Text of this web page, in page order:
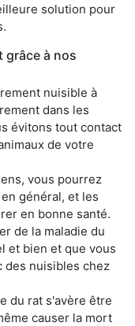
solution pour
grâce à nos
nuisible à
dans les
évitons tout contact
de votre
vous pourrez
général, et les
en bonne santé.
de la maladie du
et bien et que vous
des nuisibles chez
du rat s'avère être
causer la mort